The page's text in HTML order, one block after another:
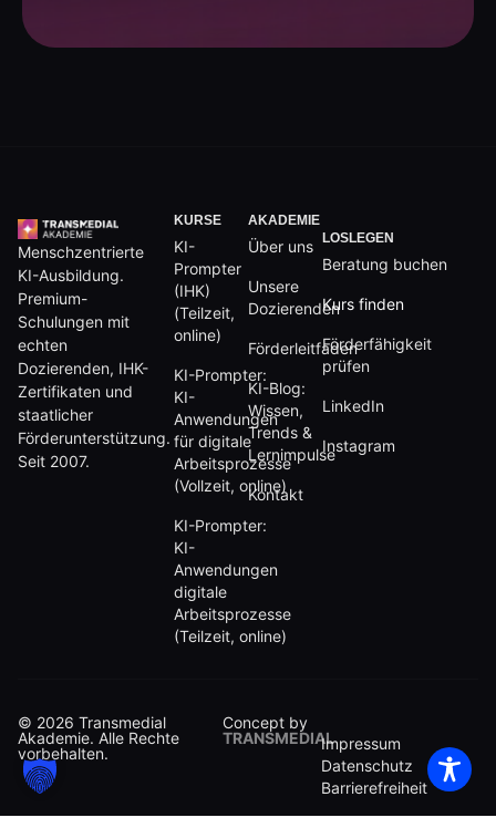
Menschzentrierte
KI-Ausbildung.
Premium-
Schulungen mit
echten
Dozierenden, IHK-
Zertifikaten und
staatlicher
Förderunterstützung.
Seit 2007.
KURSE
KI-
Prompter
(IHK)
(Teilzeit,
online)
KI-Prompter:
KI-
Anwendungen
für digitale
Arbeitsprozesse
(Vollzeit, online)
KI-Prompter:
KI-
Anwendungen
digitale
Arbeitsprozesse
(Teilzeit, online)
AKADEMIE
Über uns
Unsere
Dozierenden
Förderleitfaden
KI-Blog:
Wissen,
Trends &
Lernimpulse
Kontakt
LOSLEGEN
Beratung buchen
Kurs finden
Förderfähigkeit
prüfen
LinkedIn
Instagram
© 2026 Transmedial
Akademie. Alle Rechte
vorbehalten.
Concept by
TRANSMEDIALImpressum
Datenschutz
Barrierefreiheit